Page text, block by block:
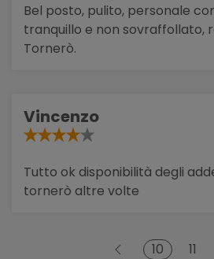
Bel posto, pulito, personale
tranquillo e non sovraffollato,
Tornerò.
Vincenzo
Tutto ok disponibilità degli
tornerò altre volte
10 11